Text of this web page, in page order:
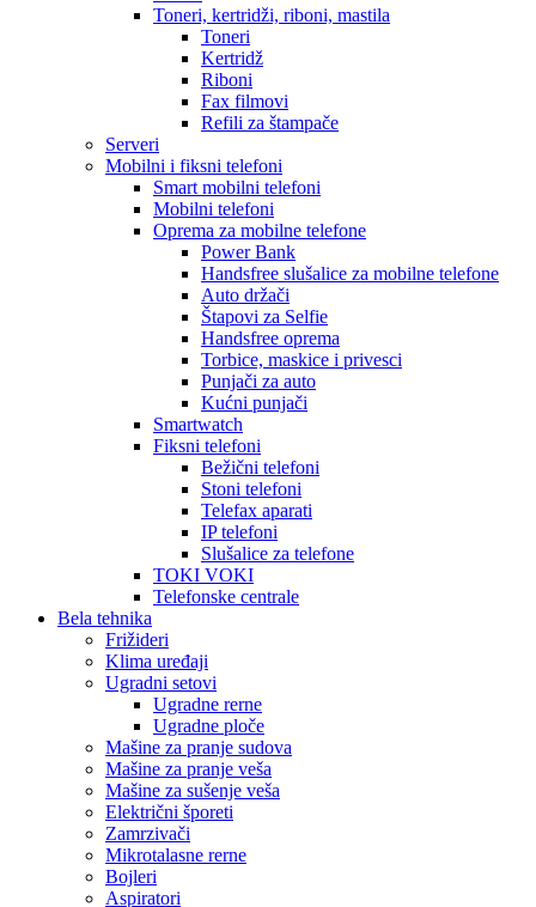
Toneri, kertridži, riboni, mastila
Toneri
Kertridž
Riboni
Fax filmovi
Refili za štampače
Serveri
Mobilni i fiksni telefoni
Smart mobilni telefoni
Mobilni telefoni
Oprema za mobilne telefone
Power Bank
Handsfree slušalice za mobilne telefone
Auto držači
Štapovi za Selfie
Handsfree oprema
Torbice, maskice i privesci
Punjači za auto
Kućni punjači
Smartwatch
Fiksni telefoni
Bežični telefoni
Stoni telefoni
Telefax aparati
IP telefoni
Slušalice za telefone
TOKI VOKI
Telefonske centrale
Bela tehnika
Frižideri
Klima uređaji
Ugradni setovi
Ugradne rerne
Ugradne ploče
Mašine za pranje sudova
Mašine za pranje veša
Mašine za sušenje veša
Električni šporeti
Zamrzivači
Mikrotalasne rerne
Bojleri
Aspiratori